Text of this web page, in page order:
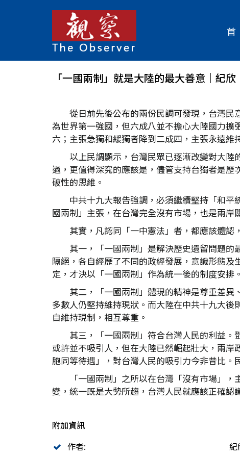
「一國兩制」就是大陸的最大善意｜紀欣
從日前先後公布的兩份民調可發現，台灣
為世界第一強國，但六成八並不擔心大陸國力
六；主張急獨和緩獨者降到二成四，主張永遠維
以上民調顯示，台灣民眾已逐漸改變對大
過，更值得深究的應該是，儘管支持台獨者是
破性的思維。
中共十九大報告強調，必須繼續堅持「和
國兩制」主張，在台灣完全沒有市場，也是兩岸
其實，凡認同「一中憲法」者，都應該體認
其一，「一國兩制」是解決歷史遺留問題
隔絕，各自經歷了不同的政經發展，意識形態
定，才決以「一國兩制」作為統一後的制度安排。
其二，「一國兩制」體現的精神是尊重差
多數人仍堅持維持現狀。而大陸在中共十九大
自維持現制，相互尊重。
其三，「一國兩制」符合台灣人民的利益
或許並不吸引人，但在大陸已然崛起壯大，兩
胞同等待遇」，對台灣人民的吸引力今非昔比。
「一國兩制」之所以在台灣「沒有市場」
變，統一既是大勢所趨，台灣人民就應該正確
附加資訊
作者:
紀